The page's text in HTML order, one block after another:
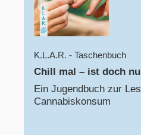
K.L.A.R. - Taschenbuch
Chill mal – ist doch
Ein Jugendbuch zur
Cannabiskonsum